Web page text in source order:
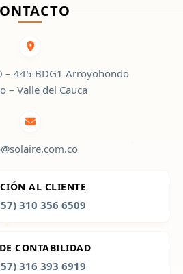
– 445 BDG1 Arroyohondo
– Valle del Cauca
AL CLIENTE
310 356 6509
CONTABILIDAD
316 393 6919